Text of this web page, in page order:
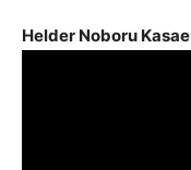
Helder Noboru Kasae